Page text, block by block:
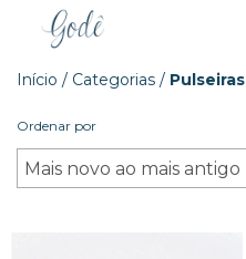
Início / Categorias / Pulseiras
Ordenar por